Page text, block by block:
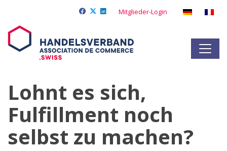
Mitglieder-Login
Lohnt es sich,
Fulfillment noch
selbst zu machen?